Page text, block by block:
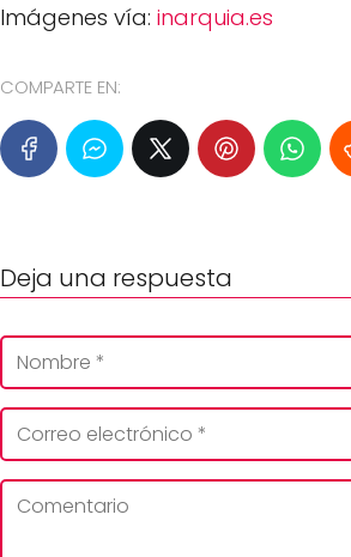
Imágenes vía: inarquia.es
COMPARTE EN:
Deja una respuesta